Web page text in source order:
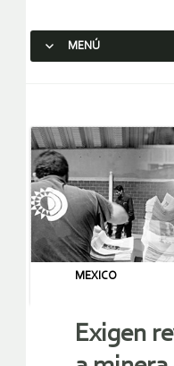
MENÚ
MEXICO
Exigen